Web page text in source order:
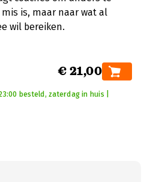
is, maar naar wat al
wil bereiken.
€ 21,00
besteld, zaterdag in huis |